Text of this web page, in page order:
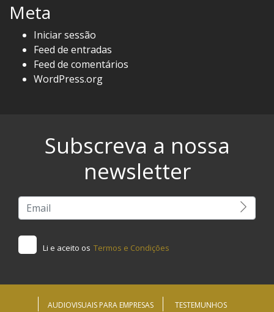
Meta
Iniciar sessão
Feed de entradas
Feed de comentários
WordPress.org
Subscreva a nossa
newsletter
Li e aceito os Termos e Condições
AUDIOVISUAIS PARA EMPRESAS TESTEMUNHOS